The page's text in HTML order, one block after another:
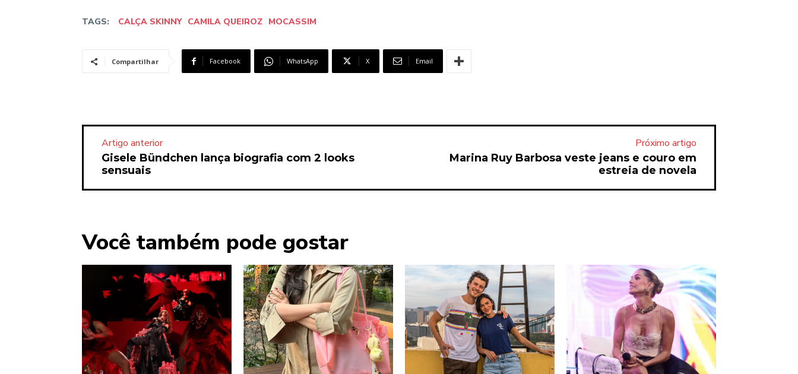
TAGS: CALÇA SKINNY CAMILA QUEIROZ MOCASSIM
Compartilhar Facebook WhatsApp X Email
Artigo anterior
Gisele Bündchen lança biografia com 2 looks
sensuais
Próximo artigo
Marina Ruy Barbosa veste jeans e couro em
estreia de novela
Você também pode gostar